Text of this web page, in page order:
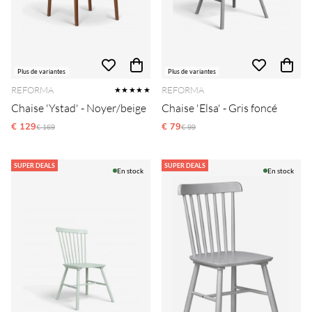
Plus de variantes
REFORMA ★★★★★
Chaise 'Ystad' - Noyer/beige
€ 129Prix régulier:
€ 169
Plus de variantes
REFORMA
Chaise 'Elsa' - Gris foncé
€ 79Prix régulier:
€ 99
SUPER DEALS
En stock
SUPER DEALS
En stock